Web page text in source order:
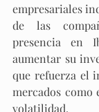
empresariales
de las
presencia en
aumentar su
que refuerza el
mercados como
volatilidad.